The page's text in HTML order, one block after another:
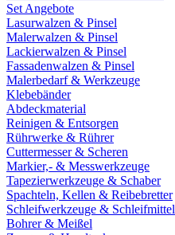
Set Angebote
Lasurwalzen & Pinsel
Malerwalzen & Pinsel
Lackierwalzen & Pinsel
Fassadenwalzen & Pinsel
Malerbedarf & Werkzeuge
Klebebänder
Abdeckmaterial
Reinigen & Entsorgen
Rührwerke & Rührer
Cuttermesser & Scheren
Markier,- & Messwerkzeuge
Tapezierwerkzeuge & Schaber
Spachteln, Kellen & Reibebretter
Schleifwerkzeuge & Schleifmittel
Bohrer & Meißel